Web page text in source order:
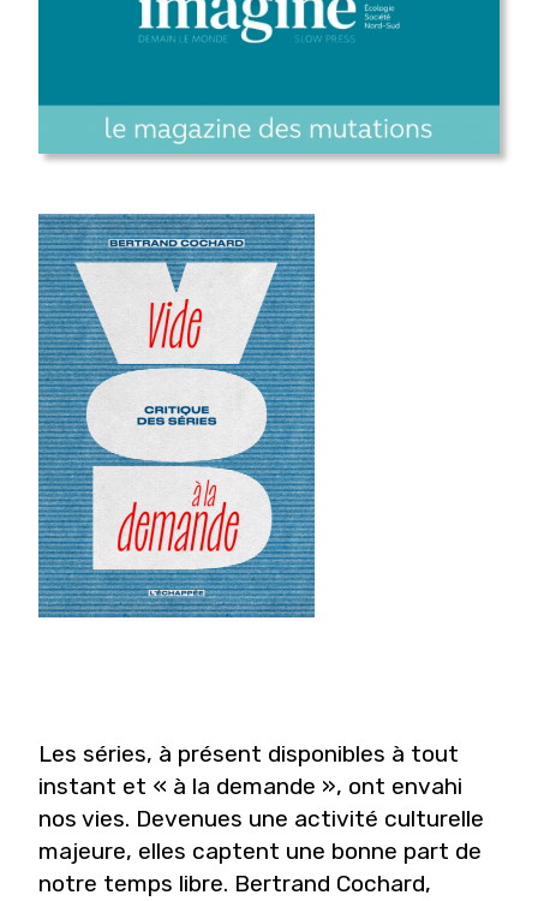
Les séries, à présent disponibles à tout
instant et « à la demande », ont envahi
nos vies. Devenues une activité culturelle
majeure, elles captent une bonne part de
notre temps libre. Bertrand Cochard,